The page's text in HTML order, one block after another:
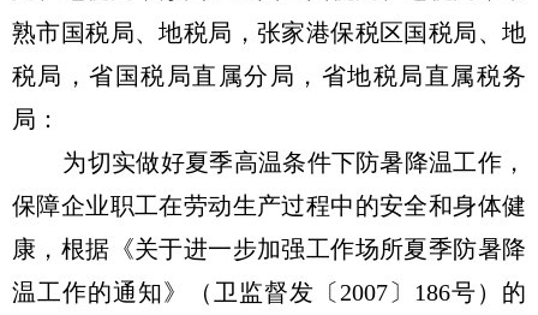
熟市国税局、地税局，张家港保税区国税局、地
税局，省国税局直属分局，省地税局直属税务
局：
为切实做好夏季高温条件下防暑降温工作，
保障企业职工在劳动生产过程中的安全和身体健
康，根据《关于进一步加强工作场所夏季防暑降
温工作的通知》（卫监督发〔2007〕186号）的